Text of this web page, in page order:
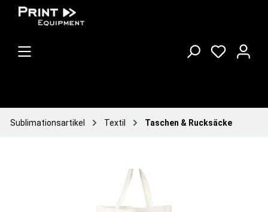
Sublimationsartikel Textil Taschen & Rucksäcke